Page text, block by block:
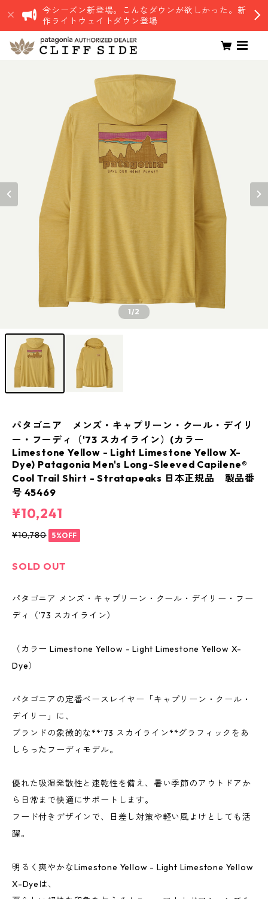
今シーズン新登場。こんなダウンが欲しかった。新
作ライトウェイトダウン登場
1/2
パタゴニア メンズ・キャプリーン・クール・デイリ
ー・フーディ（'73 スカイライン）(カラー
Limestone Yellow - Light Limestone Yellow X-
Dye) Patagonia Men's Long-Sleeved Capilene®
Cool Trail Shirt - Stratapeaks 日本正規品 製品番
号 45469
¥10,241
¥10,780 5%OFF
SOLD OUT
パタゴニア メンズ・キャプリーン・クール・デイリー・フー
ディ（'73 スカイライン）
（カラー Limestone Yellow - Light Limestone Yellow X-
Dye）
パタゴニアの定番ベースレイヤー「キャプリーン・クール・
デイリー」に、
ブランドの象徴的な**’73 スカイライン**グラフィックをあ
しらったフーディモデル。
優れた吸湿発散性と速乾性を備え、暑い季節のアウトドアか
ら日常まで快適にサポートします。
フード付きデザインで、日差し対策や軽い風よけとしても活
躍。
明るく爽やかなLimestone Yellow - Light Limestone Yellow
X-Dyeは、